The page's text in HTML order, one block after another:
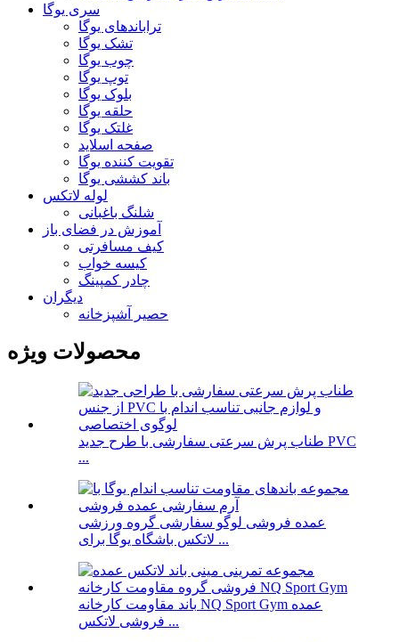
سری یوگا
تراباندهای یوگا
تشک یوگا
چوب یوگا
توپ یوگا
بلوک یوگا
حلقه یوگا
غلتک یوگا
صفحه اسلاید
تقویت کننده یوگا
باند کششی یوگا
لوله لاتکس
شلنگ باغبانی
آموزش در فضای باز
کیف مسافرتی
کیسه خواب
چادر کمپینگ
دیگران
حصیر آشپزخانه
محصولات ویژه
طناب پرش سرعتی سفارشی با طرح جدید PVC
...
عمده فروشی لوگو سفارشی گروه ورزشی
لاتکس باشگاه یوگا برای ...
باند مقاومت کارخانه NQ Sport Gym عمده
فروشی لاتکس ...